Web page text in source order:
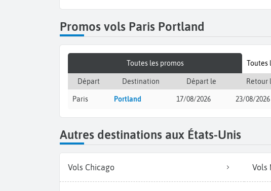
Promos vols Paris Portland
Toutes les promos
Départ Destination Départ le Retour
Paris Portland 17/08/2026 23/08/2026
Autres destinations aux États-Unis
Vols Chicago Vols